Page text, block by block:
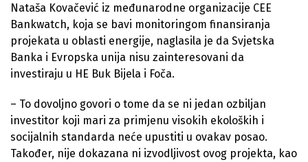
Nataša Kovačević iz međunarodne organizacije CEE
Bankwatch, koja se bavi monitoringom finansiranja
projekata u oblasti energije, naglasila je da Svjetska
Banka i Evropska unija nisu zainteresovani da
investiraju u HE Buk Bijela i Foča.
– To dovoljno govori o tome da se ni jedan ozbiljan
investitor koji mari za primjenu visokih ekoloških i
socijalnih standarda neće upustiti u ovakav posao.
Također, nije dokazana ni izvodljivost ovog projekta, kao